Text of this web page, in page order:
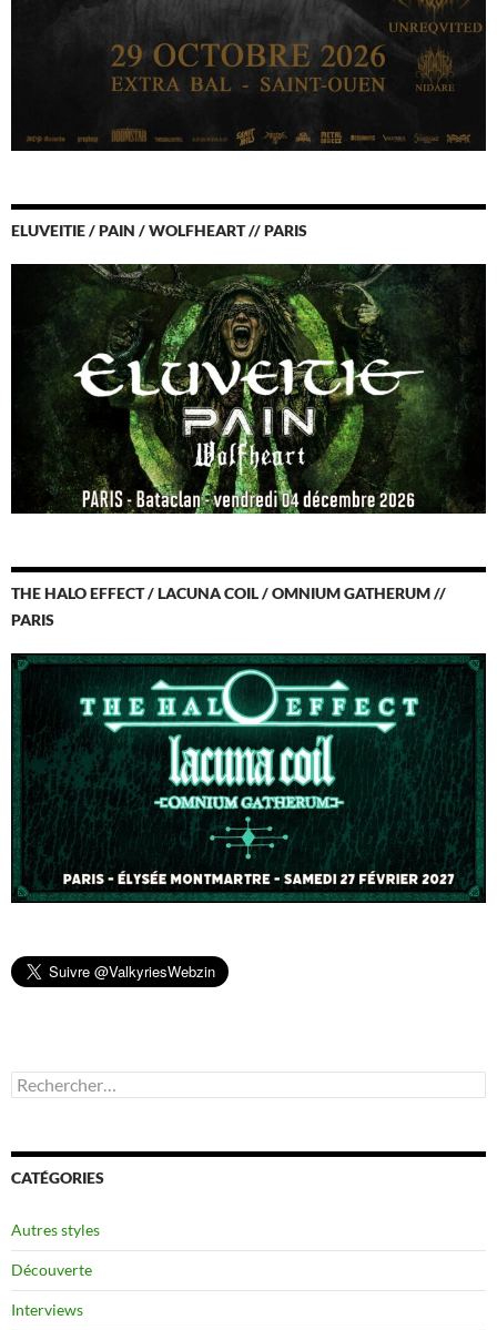
ELUVEITIE / PAIN / WOLFHEART // PARIS
THE HALO EFFECT / LACUNA COIL / OMNIUM GATHERUM //
PARIS
Rechercher :
CATÉGORIES
Autres styles
Découverte
Interviews